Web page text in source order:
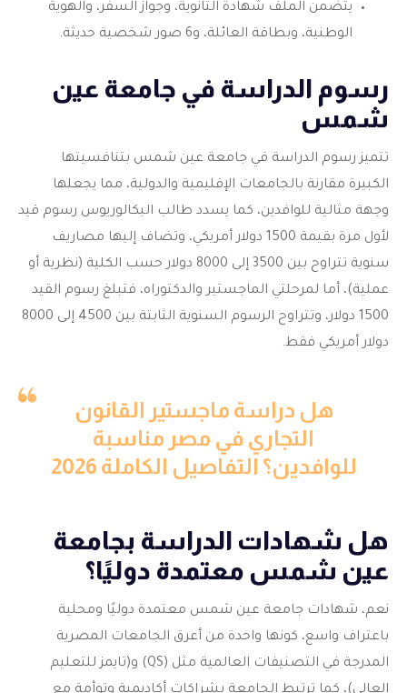
يتضمن الملف شهادة الثانوية، وجواز السفر، والهوية
الوطنية، وبطاقة العائلة، و6 صور شخصية حديثة.
رسوم الدراسة في جامعة عين
شمس
تتميز رسوم الدراسة في جامعة عين شمس بتنافسيتها
الكبيرة مقارنة بالجامعات الإقليمية والدولية، مما يجعلها
وجهة مثالية للوافدين، كما يسدد طالب البكالوريوس رسوم قيد
لأول مرة بقيمة 1500 دولار أمريكي، وتضاف إليها مصاريف
سنوية تتراوح بين 3500 إلى 8000 دولار حسب الكلية (نظرية أو
عملية)، أما لمرحلتي الماجستير والدكتوراه، فتبلغ رسوم القيد
1500 دولار، وتتراوح الرسوم السنوية الثابتة بين 4500 إلى 8000
دولار أمريكي فقط.
هل دراسة ماجستير القانون
التجاري في مصر مناسبة
للوافدين؟ التفاصيل الكاملة 2026
هل شهادات الدراسة بجامعة
عين شمس معتمدة دوليًا؟
نعم، شهادات جامعة عين شمس معتمدة دوليًا ومحلية
باعتراف واسع، كونها واحدة من أعرق الجامعات المصرية
المدرجة في التصنيفات العالمية مثل (QS) و(تايمز للتعليم
العالي)، كما ترتبط الجامعة بشراكات أكاديمية وتوأمة مع